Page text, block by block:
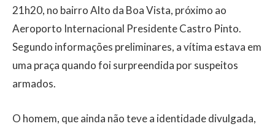
21h20, no bairro Alto da Boa Vista, próximo ao
Aeroporto Internacional Presidente Castro Pinto.
Segundo informações preliminares, a vítima estava em
uma praça quando foi surpreendida por suspeitos
armados.
O homem, que ainda não teve a identidade divulgada,